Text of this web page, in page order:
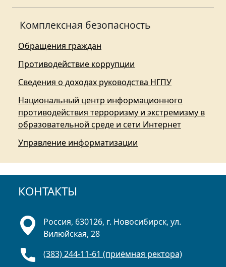
Комплексная безопасность
Обращения граждан
Противодействие коррупции
Сведения о доходах руководства НГПУ
Национальный центр информационного
противодействия терроризму и экстремизму в
образовательной среде и сети Интернет
Управление информатизации
КОНТАКТЫ
Россия, 630126, г. Новосибирск, ул.
Вилюйская, 28
(383) 244-11-61 (приёмная ректора)